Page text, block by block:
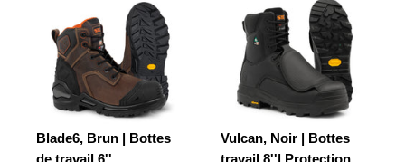
Blade6, Brun | Bottes
de travail 6''
Vulcan, Noir | Bottes
travail 8''| Protection